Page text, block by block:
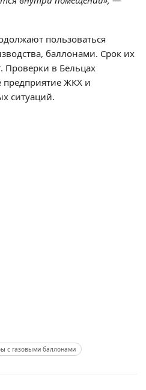
пользоваться
баллонами. Срок их
Проверки в Бельцах
предприятие ЖКХ и
ситуаций.
с газовыми баллонами